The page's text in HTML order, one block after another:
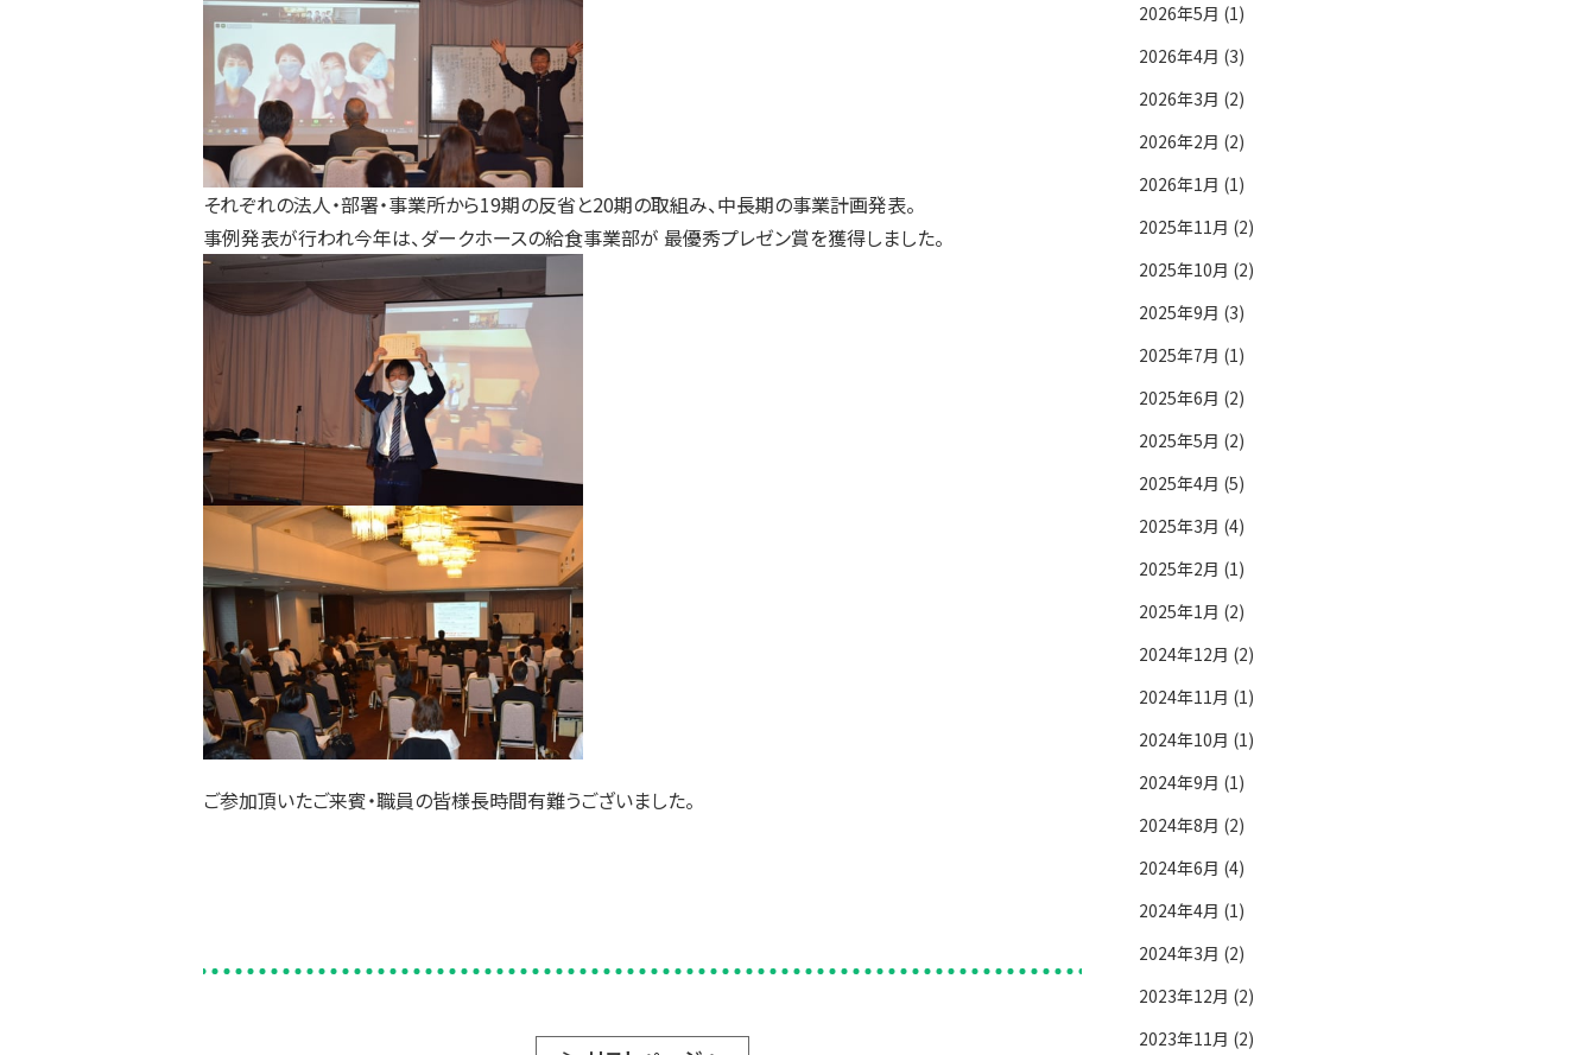
2026年5月 (1)
2026年4月 (3)
2026年3月 (2)
2026年2月 (2)
2026年1月 (1)
2025年11月 (2)
2025年10月 (2)
2025年9月 (3)
2025年7月 (1)
2025年6月 (2)
2025年5月 (2)
2025年4月 (5)
2025年3月 (4)
2025年2月 (1)
2025年1月 (2)
2024年12月 (2)
2024年11月 (1)
2024年10月 (1)
2024年9月 (1)
2024年8月 (2)
2024年6月 (4)
2024年4月 (1)
2024年3月 (2)
2023年12月 (2)
2023年11月 (2)
それぞれの法人・部署・事業所から19期の反省と20期の取組み、中長期の事業計画発表。
事例発表が行われ今年は、ダークホースの給食事業部が 最優秀プレゼン賞を獲得しました。
ご参加頂いたご来賓・職員の皆様長時間有難うございました。